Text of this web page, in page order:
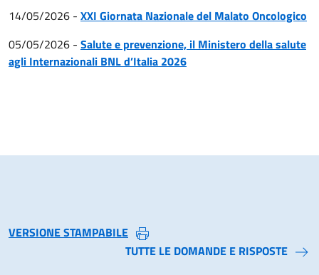
14/05/2026 - XXI Giornata Nazionale del Malato Oncologico
05/05/2026 - Salute e prevenzione, il Ministero della salute
agli Internazionali BNL d’Italia 2026
VERSIONE STAMPABILE
TUTTE LE DOMANDE E RISPOSTE